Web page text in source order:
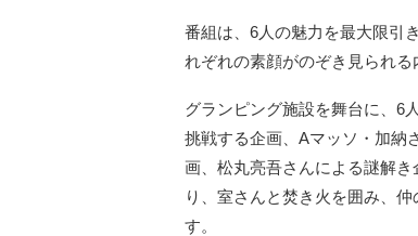
番組は、6人の魅力を最大限引
れぞれの素顔がのぞき見られる
グランピング施設を舞台に、6
挑戦する企画、Aマッソ・加納
画、松丸亮吾さんによる謎解
り、室さんと焚き火を囲み、
す。